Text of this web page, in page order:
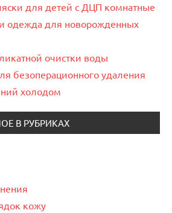
для детей с ДЦП комнатные
одежда для новорожденных
очистки воды
безоперационного удаления
холодом
В РУБРИКАХ
кожу